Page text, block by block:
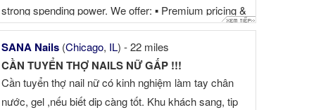
strong spending power. We offer: ▪ Premium pricing &
excellent tips ▪ No cleaning duties – focus on your craft
▪ Professional management & fair scheduling ▪
Relaxed, supportive team ...
SANA Nails (Chicago, IL) - 22 miles
CẦN TUYỂN THỢ NAILS NỮ GẤP !!!
Cần tuyển thợ nail nữ có kinh nghiệm làm tay chân
nước, gel ,nếu biết dip càng tốt. Khu khách sang, tip